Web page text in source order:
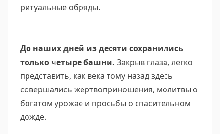
ритуальные обряды.
До наших дней из десяти сохранились
только четыре башни. Закрыв глаза, легко
представить, как века тому назад здесь
совершались жертвоприношения, молитвы о
богатом урожае и просьбы о спасительном
дожде.